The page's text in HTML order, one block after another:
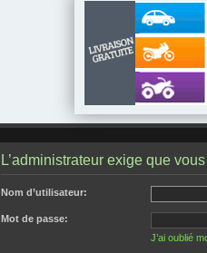
L’administrateur exige que
Nom d’utilisateur:
Mot de passe:
J’ai oublié